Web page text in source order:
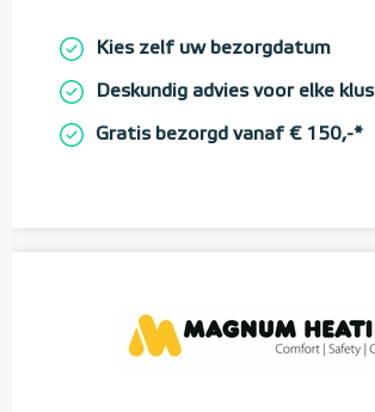
Kies zelf uw bezorgdatum
Deskundig advies voor elke klus
Gratis bezorgd vanaf € 150,-*